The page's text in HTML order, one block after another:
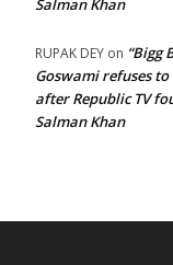
RUPAK DEY on “Bigg
Goswami refuses to
after Republic TV
Salman Khan